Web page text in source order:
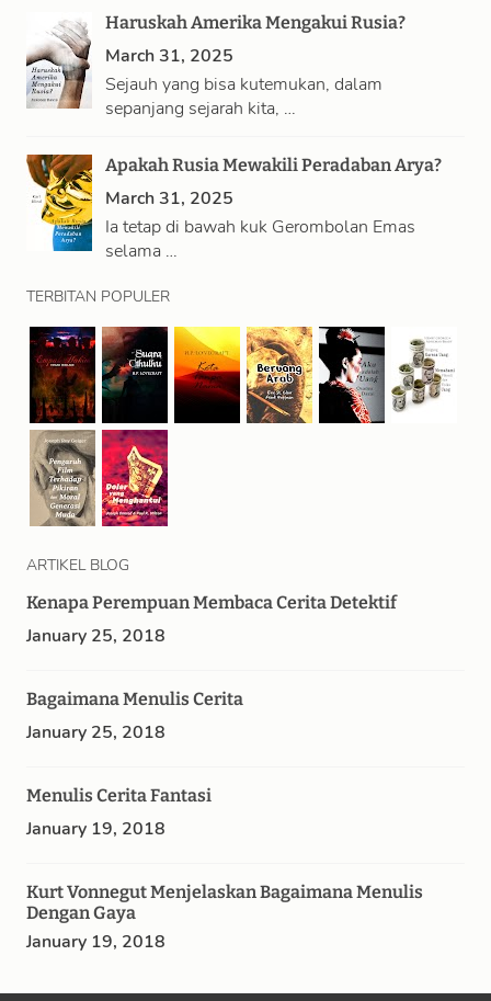
Haruskah Amerika Mengakui Rusia?
March 31, 2025
Sejauh yang bisa kutemukan, dalam
sepanjang sejarah kita, …
Apakah Rusia Mewakili Peradaban Arya?
March 31, 2025
Ia tetap di bawah kuk Gerombolan Emas
selama …
TERBITAN POPULER
ARTIKEL BLOG
Kenapa Perempuan Membaca Cerita Detektif
January 25, 2018
Bagaimana Menulis Cerita
January 25, 2018
Menulis Cerita Fantasi
January 19, 2018
Kurt Vonnegut Menjelaskan Bagaimana Menulis
Dengan Gaya
January 19, 2018